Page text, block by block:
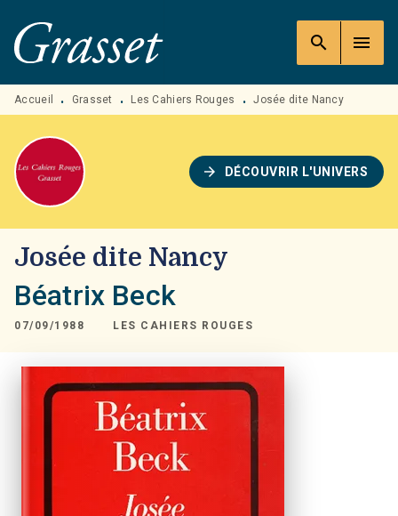
MENU RECHERCHE
PIED DE PAGE
search menu
Accueil • Grasset • Les Cahiers Rouges • Josée dite Nancy
arrow_forward DÉCOUVRIR L'UNIVERS
Josée dite Nancy
Béatrix Beck
07/09/1988 LES CAHIERS ROUGES